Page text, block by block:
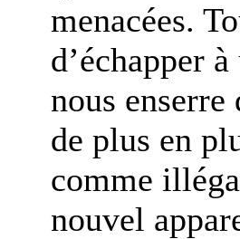
menacées.
d’échapper
nous enserre
de plus en
comme
nouvel